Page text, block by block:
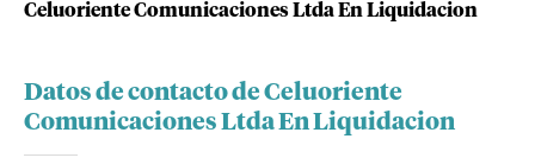
Celuoriente Comunicaciones Ltda En Liquidacion
Datos de contacto de Celuoriente
Comunicaciones Ltda En Liquidacion